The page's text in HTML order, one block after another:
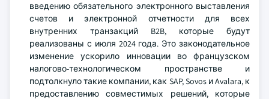
введению обязательного электронного выставления
счетов и электронной отчетности для всех
внутренних транзакций B2B, которые будут
реализованы с июля 2024 года. Это законодательное
изменение ускорило инновации во французском
налогово-технологическом пространстве и
подтолкнуло такие компании, как SAP, Sovos и Avalara, к
предоставлению совместимых решений, которые